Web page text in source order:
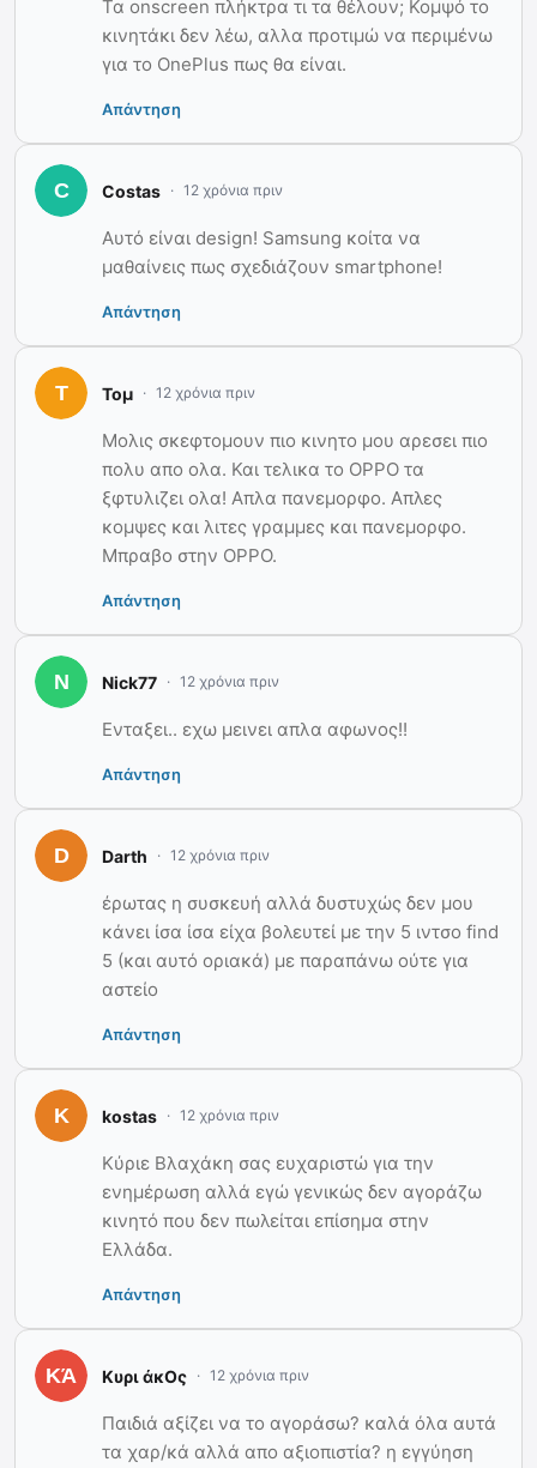
Τα onscreen πλήκτρα τι τα θέλουν; Κομψό το
κινητάκι δεν λέω, αλλα προτιμώ να περιμένω
για το OnePlus πως θα είναι.
Απάντηση
Costas 12 χρόνια πριν
Αυτό είναι design! Samsung κοίτα να
μαθαίνεις πως σχεδιάζουν smartphone!
Απάντηση
Τομ 12 χρόνια πριν
Μολις σκεφτομουν πιο κινητο μου αρεσει πιο
πολυ απο ολα. Και τελικα το OPPO τα
ξφτυλιζει ολα! Απλα πανεμορφο. Απλες
κομψες και λιτες γραμμες και πανεμορφο.
Μπραβο στην OPPO.
Απάντηση
Nick77 12 χρόνια πριν
Ενταξει.. εχω μεινει απλα αφωνος!!
Απάντηση
Darth 12 χρόνια πριν
έρωτας η συσκευή αλλά δυστυχώς δεν μου
κάνει ίσα ίσα είχα βολευτεί με την 5 ιντσο find
5 (και αυτό οριακά) με παραπάνω ούτε για
αστείο
Απάντηση
kostas 12 χρόνια πριν
Κύριε Βλαχάκη σας ευχαριστώ για την
ενημέρωση αλλά εγώ γενικώς δεν αγοράζω
κινητό που δεν πωλείται επίσημα στην
Ελλάδα.
Απάντηση
Κυρι άκΟς 12 χρόνια πριν
Παιδιά αξίζει να το αγοράσω? καλά όλα αυτά
τα χαρ/κά αλλά απο αξιοπιστία? η εγγύηση